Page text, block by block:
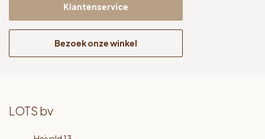
Klantenservice
Bezoek onze winkel
LOTS bv